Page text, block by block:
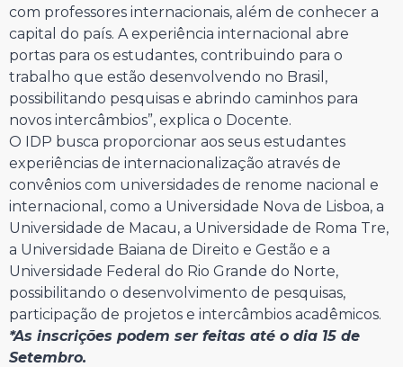
com professores internacionais, além de conhecer a
capital do país. A experiência internacional abre
portas para os estudantes, contribuindo para o
trabalho que estão desenvolvendo no Brasil,
possibilitando pesquisas e abrindo caminhos para
novos intercâmbios”, explica o Docente.
O IDP busca proporcionar aos seus estudantes
experiências de internacionalização através de
convênios com universidades de renome nacional e
internacional, como a Universidade Nova de Lisboa, a
Universidade de Macau, a Universidade de Roma Tre,
a Universidade Baiana de Direito e Gestão e a
Universidade Federal do Rio Grande do Norte,
possibilitando o desenvolvimento de pesquisas,
participação de projetos e intercâmbios acadêmicos.
*As inscrições podem ser feitas até o dia 15 de
Setembro.